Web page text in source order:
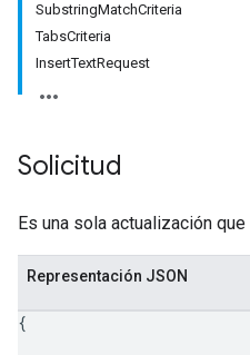
SubstringMatchCriteria
TabsCriteria
InsertTextRequest
Solicitud
Es una sola actualización
Representación JSON
{